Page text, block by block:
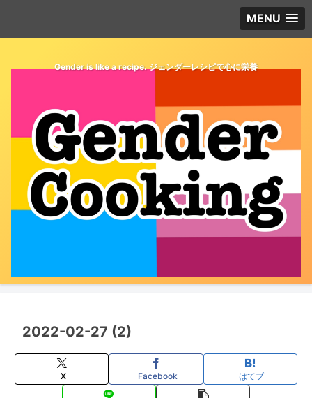
MENU
Gender is like a recipe. ジェンダーレシピで心に栄養
2022-02-27 (2)
X Facebook はてブ